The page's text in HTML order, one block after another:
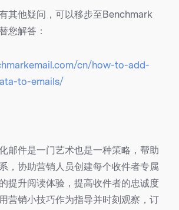
其他疑问，可以移步至Benchmark
您解答：
cn/how-to-add-
to-emails/
邮件是一门艺术也是一种策略，帮助
，协助营销人员创建每个收件者专属
提升阅读体验，提高收件者的忠诚度
营销小技巧作为指导并时刻观察，订